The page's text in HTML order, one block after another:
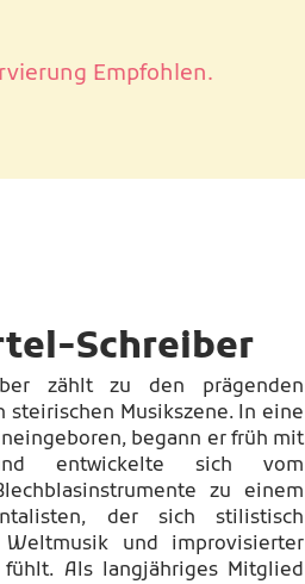
Empfohlen.
Schreiber
zählt zu den prägenden
Musikszene. In eine
begann er früh mit
entwickelte sich vom
zu einem
der sich stilistisch
Weltmusik und improvisierter
fühlt. Als langjähriges Mitglied